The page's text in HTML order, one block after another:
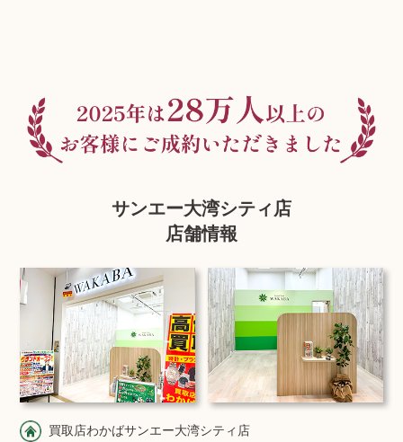
サンエー大湾シティ店
店舗情報
買取店わかばサンエー大湾シティ店